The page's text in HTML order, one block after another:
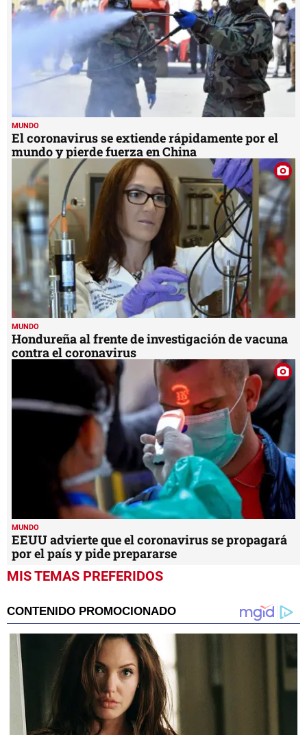
MUNDO
El coronavirus se extiende rápidamente por el
mundo y pierde fuerza en China
MUNDO
Hondureña al frente de investigación de vacuna
contra el coronavirus
MUNDO
EEUU advierte que el coronavirus se propagará
por el país y pide prepararse
MIS TEMAS PREFERIDOS